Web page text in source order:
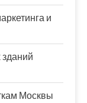
и
зданий
Москвы